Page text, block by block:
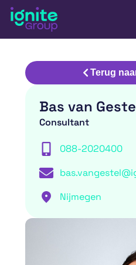
Terug
Bas van
Consultant
088-2020400
Nijmegen